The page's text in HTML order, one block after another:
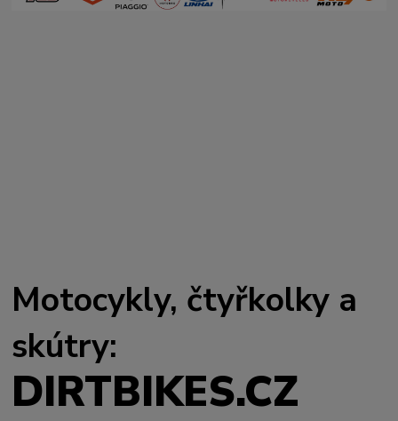
Motocykly, čtyřkolky a
skútry:
DIRTBIKES.CZ